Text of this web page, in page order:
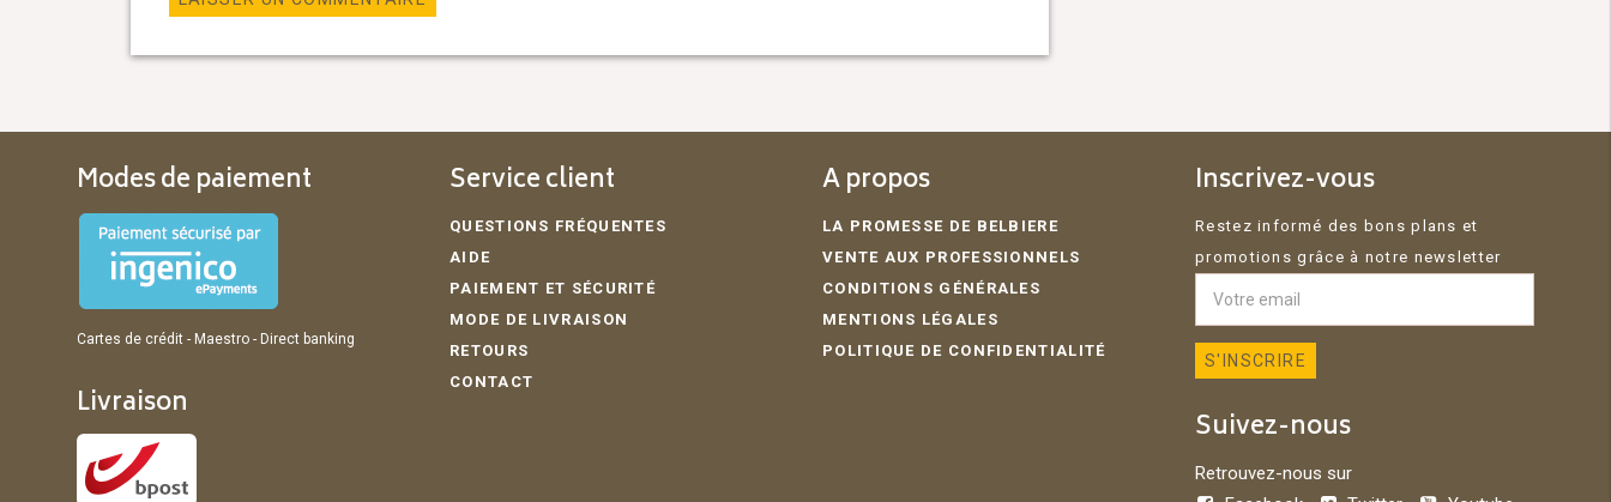
Modes de paiement
Cartes de crédit - Maestro - Direct banking
Livraison
Service client
QUESTIONS FRÉQUENTES
AIDE
PAIEMENT ET SÉCURITÉ
MODE DE LIVRAISON
RETOURS
CONTACT
A propos
LA PROMESSE DE BELBIERE
VENTE AUX PROFESSIONNELS
CONDITIONS GÉNÉRALES
MENTIONS LÉGALES
POLITIQUE DE CONFIDENTIALITÉ
Inscrivez-vous
Restez informé des bons plans et
promotions grâce à notre newsletter
Suivez-nous
Retrouvez-nous sur